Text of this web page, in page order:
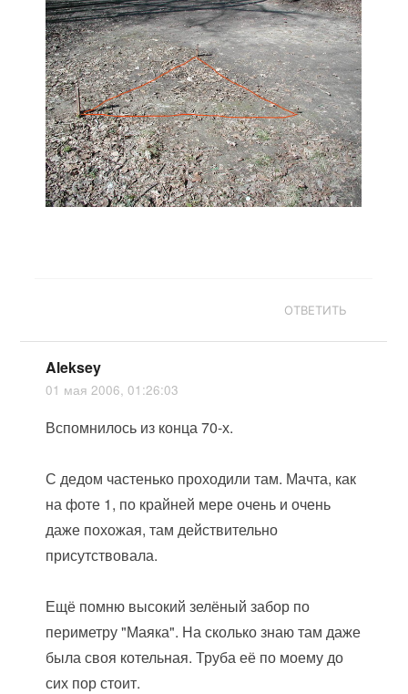
ОТВЕТИТЬ
Aleksey
01 мая 2006, 01:26:03
Вспомнилось из конца 70-х.
С дедом частенько проходили там. Мачта, как
на фоте 1, по крайней мере очень и очень
даже похожая, там действительно
присутствовала.
Ещё помню высокий зелёный забор по
периметру "Маяка". На сколько знаю там даже
была своя котельная. Труба её по моему до
сих пор стоит.